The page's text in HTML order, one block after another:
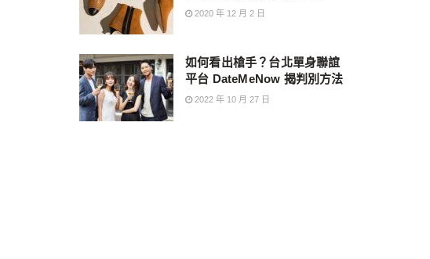
2020 年 12 月 2 日
如何看出槍手？台北單身聯誼
平台 DateMeNow 揭判別方法
2022 年 10 月 27 日